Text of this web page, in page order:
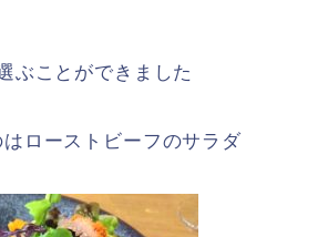
ぶことができました
ローストビーフのサラダ